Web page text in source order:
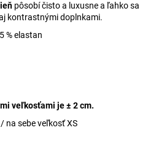
pôsobí čisto a luxusne a ľahko sa
kontrastnými doplnkami.
% elastan
veľkosťami je ± 2 cm.
na sebe veľkosť XS